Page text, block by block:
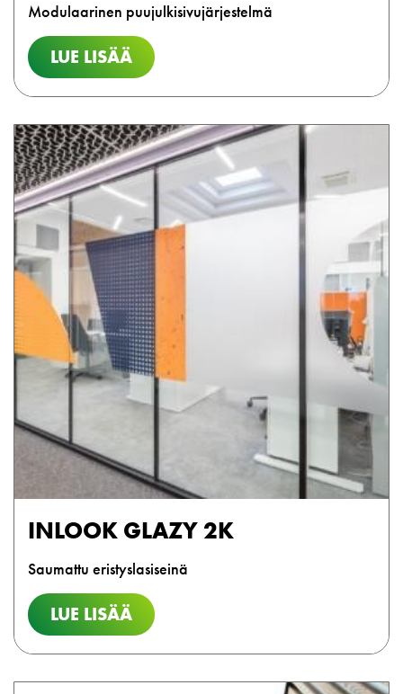
Modulaarinen puujulkisivujärjestelmä
LUE LISÄÄ
INLOOK GLAZY 2K
Saumattu eristyslasiseinä
LUE LISÄÄ